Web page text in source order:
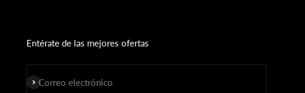
Entérate de las mejores ofertas
Correo electrónico
Suscribirse